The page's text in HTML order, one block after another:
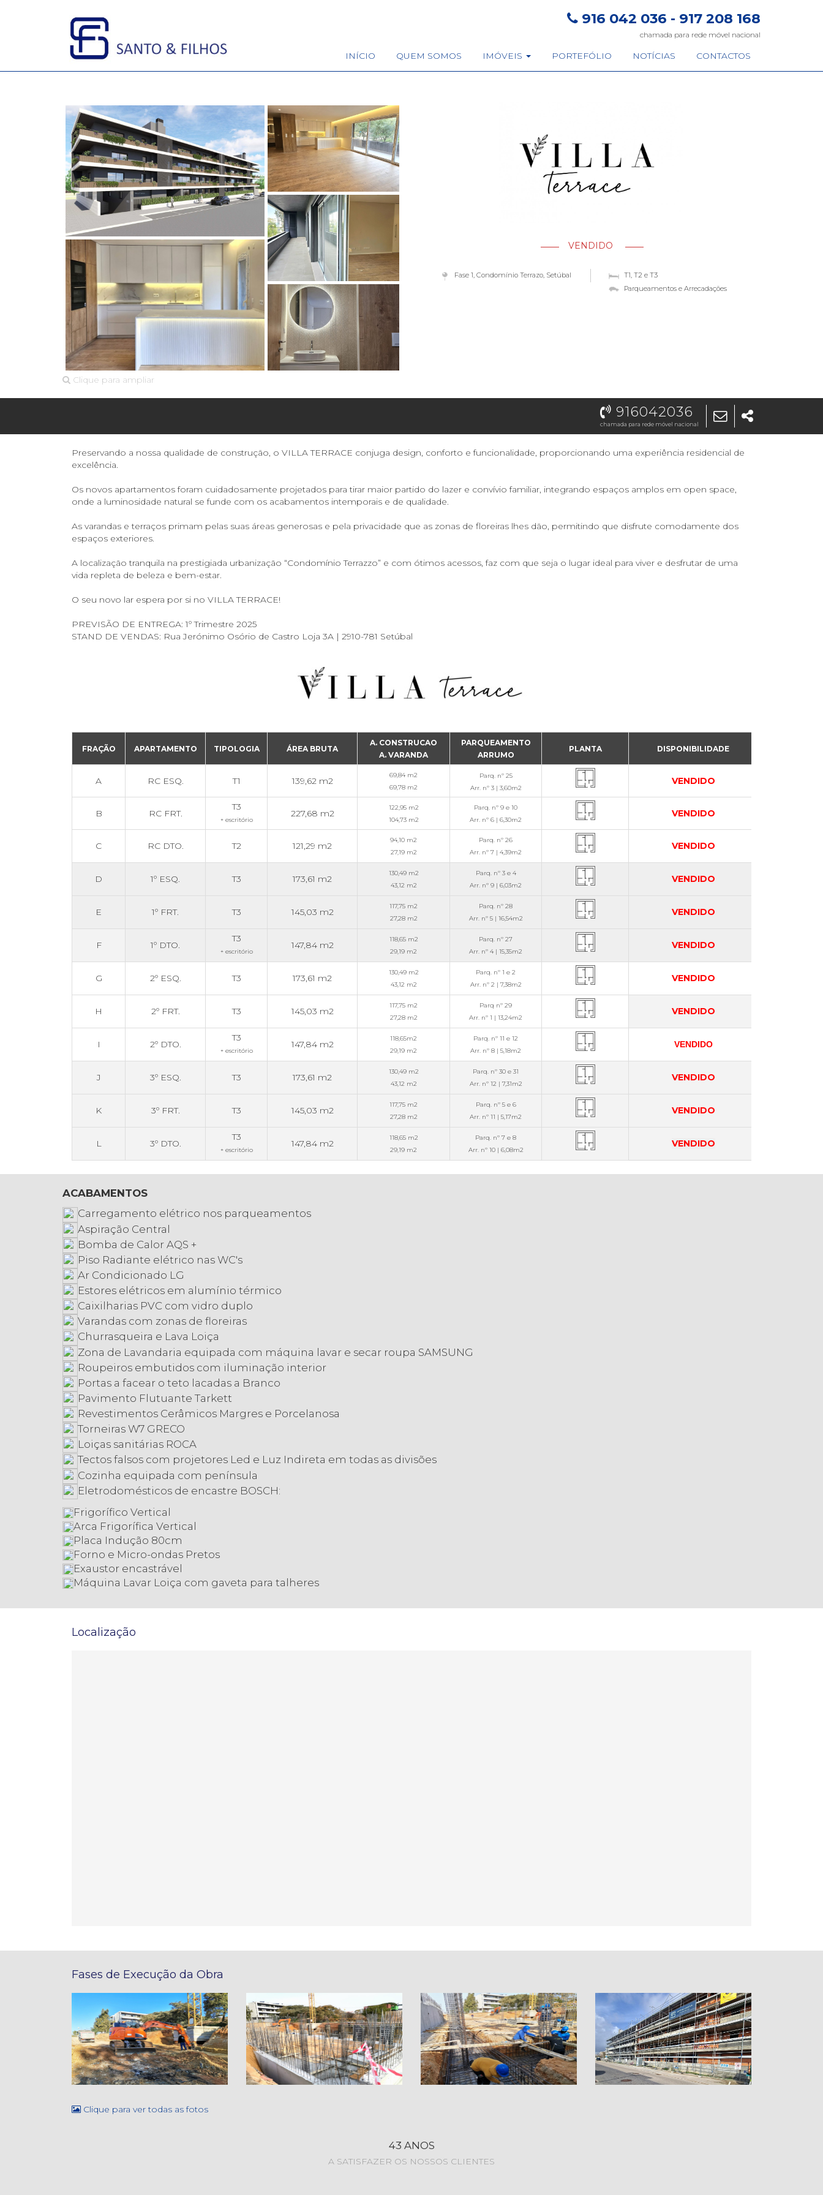
916 042 036 - 917 208 168
chamada para rede móvel nacional
INÍCIO QUEM SOMOS IMÓVEIS PORTEFÓLIO NOTÍCIAS CONTACTOS
Clique para ampliar
VENDIDO
Fase 1, Condomínio Terrazo, Setúbal
T1, T2 e T3
Parqueamentos e Arrecadações
916042036
chamada para rede móvel nacional
Preservando a nossa qualidade de construção, o VILLA TERRACE conjuga design, conforto e funcionalidade, proporcionando uma experiência residencial de
excelência.
Os novos apartamentos foram cuidadosamente projetados para tirar maior partido do lazer e convívio familiar, integrando espaços amplos em open space,
onde a luminosidade natural se funde com os acabamentos intemporais e de qualidade.
As varandas e terraços primam pelas suas áreas generosas e pela privacidade que as zonas de floreiras lhes dão, permitindo que disfrute comodamente dos
espaços exteriores.
A localização tranquila na prestigiada urbanização “Condomínio Terrazzo” e com ótimos acessos, faz com que seja o lugar ideal para viver e desfrutar de uma
vida repleta de beleza e bem-estar.
O seu novo lar espera por si no VILLA TERRACE!
PREVISÃO DE ENTREGA: 1º Trimestre 2025
STAND DE VENDAS: Rua Jerónimo Osório de Castro Loja 3A | 2910-781 Setúbal
FRAÇÃO APARTAMENTO TIPOLOGIA ÁREA BRUTA
A. CONSTRUCAO
A. VARANDA
PARQUEAMENTO
ARRUMO
PLANTA DISPONIBILIDADE
A RC ESQ. T1 139,62 m2
69,84 m2
69,78 m2
Parq. nº 25
Arr. nº 3 | 3,60m2
VENDIDO
B RC FRT.
T3
+ escritório
227,68 m2
122,95 m2
104,73 m2
Parq. nº 9 e 10
Arr. nº 6 | 6,30m2
VENDIDO
C RC DTO. T2 121,29 m2
94,10 m2
27,19 m2
Parq. nº 26
Arr. nº 7 | 4,39m2
VENDIDO
D 1º ESQ. T3 173,61 m2
130,49 m2
43,12 m2
Parq. nº 3 e 4
Arr. nº 9 | 6,03m2
VENDIDO
E 1º FRT. T3 145,03 m2
117,75 m2
27,28 m2
Parq. nº 28
Arr. nº 5 | 16,54m2
VENDIDO
F 1º DTO.
T3
+ escritório
147,84 m2
118,65 m2
29,19 m2
Parq. nº 27
Arr. nº 4 | 15,35m2
VENDIDO
G 2º ESQ. T3 173,61 m2
130,49 m2
43,12 m2
Parq. nº 1 e 2
Arr. nº 2 | 7,38m2
VENDIDO
H 2º FRT. T3 145,03 m2
117,75 m2
27,28 m2
Parq nº 29
Arr. nº 1 | 13,24m2
VENDIDO
I 2º DTO.
T3
+ escritório
147,84 m2
118,65m2
29,19 m2
Parq. nº 11 e 12
Arr. nº 8 | 5,18m2
VENDIDO
J 3º ESQ. T3 173,61 m2
130,49 m2
43,12 m2
Parq. nº 30 e 31
Arr. nº 12 | 7,31m2
VENDIDO
K 3º FRT. T3 145,03 m2
117,75 m2
27,28 m2
Parq. nº 5 e 6
Arr. nº 11 | 5,17m2
VENDIDO
L 3º DTO.
T3
+ escritório
147,84 m2
118,65 m2
29,19 m2
Parq. nº 7 e 8
Arr. nº 10 | 6,08m2
VENDIDO
ACABAMENTOS
Carregamento elétrico nos parqueamentos
Aspiração Central
Bomba de Calor AQS +
Piso Radiante elétrico nas WC's
Ar Condicionado LG
Estores elétricos em alumínio térmico
Caixilharias PVC com vidro duplo
Varandas com zonas de floreiras
Churrasqueira e Lava Loiça
Zona de Lavandaria equipada com máquina lavar e secar roupa SAMSUNG
Roupeiros embutidos com iluminação interior
Portas a facear o teto lacadas a Branco
Pavimento Flutuante Tarkett
Revestimentos Cerâmicos Margres e Porcelanosa
Torneiras W7 GRECO
Loiças sanitárias ROCA
Tectos falsos com projetores Led e Luz Indireta em todas as divisões
Cozinha equipada com península
Eletrodomésticos de encastre BOSCH:
Frigorífico Vertical
Arca Frigorífica Vertical
Placa Indução 80cm
Forno e Micro-ondas Pretos
Exaustor encastrável
Máquina Lavar Loiça com gaveta para talheres
Localização
Fases de Execução da Obra
Clique para ver todas as fotos
43 ANOS
A SATISFAZER OS NOSSOS CLIENTES